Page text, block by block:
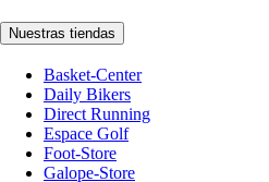
Nuestras tiendas
Basket-Center
Daily Bikers
Direct Running
Espace Golf
Foot-Store
Galope-Store